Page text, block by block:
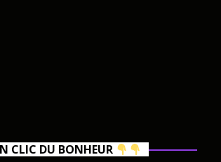
CLIC DU BONHEUR